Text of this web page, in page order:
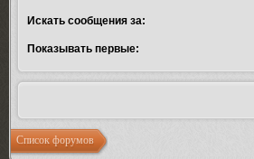
Искать сообщения за:
Показывать первые:
Список форумов